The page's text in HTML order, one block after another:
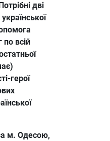
дві
по всій
герої
м. Одесою,